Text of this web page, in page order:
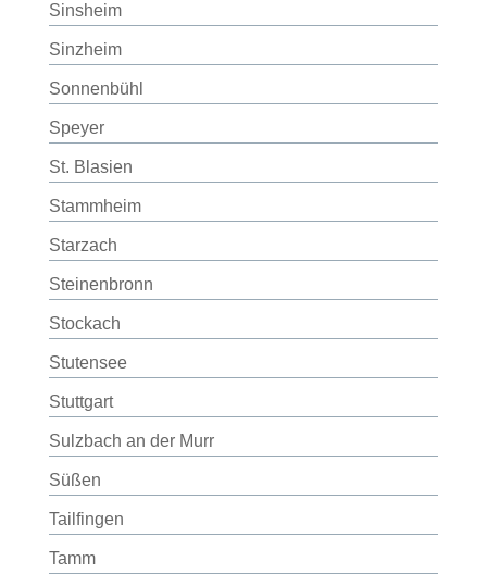
Sinsheim
Sinzheim
Sonnenbühl
Speyer
St. Blasien
Stammheim
Starzach
Steinenbronn
Stockach
Stutensee
Stuttgart
Sulzbach an der Murr
Süßen
Tailfingen
Tamm